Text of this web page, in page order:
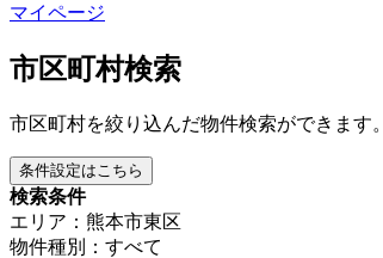
マイページ
市区町村検索
市区町村を絞り込んだ物件検索ができます。
条件設定はこちら
検索条件
エリア：熊本市東区
物件種別：すべて